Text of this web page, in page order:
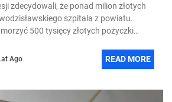
zdecydowali, że ponad milion złotych
szpitala z powiatu.
500 tysięcy złotych pożyczki
Ago READ MORE